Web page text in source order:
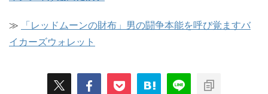
≫
「レッドムーンの財布」男の闘争本能を呼び覚ますバ
イカーズウォレット